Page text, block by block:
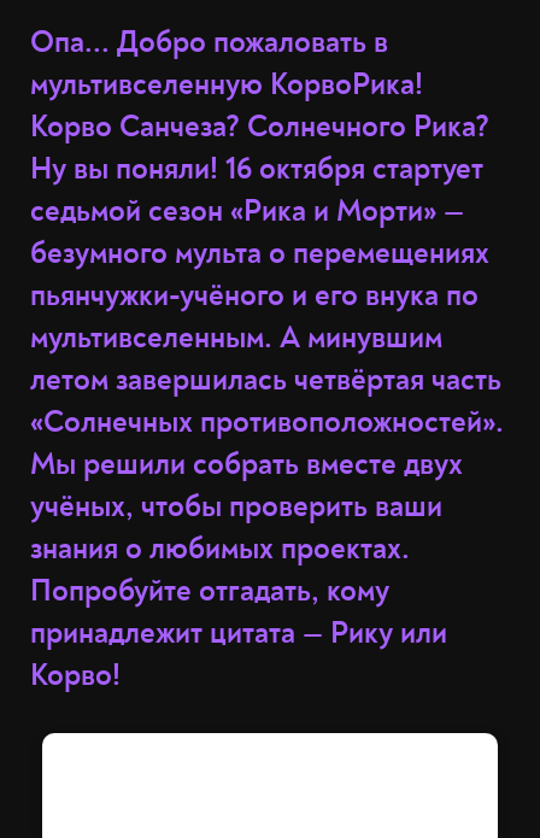
Опа... Добро пожаловать в
мультивселенную КорвоРика!
Корво Санчеза? Солнечного Рика?
Ну вы поняли! 16 октября стартует
седьмой сезон «Рика и Морти» —
безумного мульта о перемещениях
пьянчужки-учёного и его внука по
мультивселенным. А минувшим
летом завершилась четвёртая часть
«Солнечных противоположностей».
Мы решили собрать вместе двух
учёных, чтобы проверить ваши
знания о любимых проектах.
Попробуйте отгадать, кому
принадлежит цитата — Рику или
Корво!